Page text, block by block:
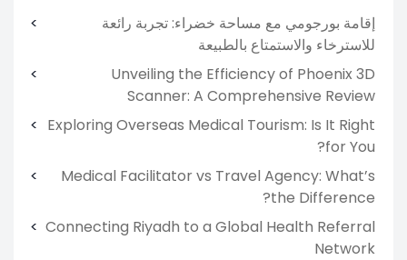
إقامة بورجومي مع مساحة خضراء: تجربة رائعة
للاسترخاء والاستمتاع بالطبيعة
Unveiling the Efficiency of Phoenix 3D
Scanner: A Comprehensive Review
Exploring Overseas Medical Tourism: Is It Right
for You?
Medical Facilitator vs Travel Agency: What’s
the Difference?
Connecting Riyadh to a Global Health Referral
Network